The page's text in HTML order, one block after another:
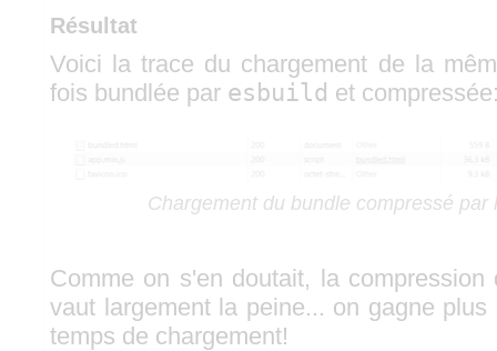
Résultat
Voici la trace du chargement de la
fois bundlée par esbuild et
Chargement du bundle compressé par
Comme on s'en doutait, la compression
vaut largement la peine... on gagne
temps de chargement!